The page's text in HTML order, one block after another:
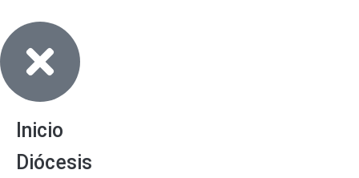
Inicio
Diócesis